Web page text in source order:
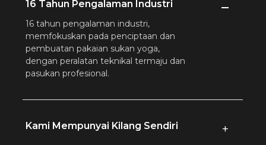
16 Tahun Pengalaman Industri
16 tahun pengalaman industri,
memfokuskan pada penciptaan dan
pembuatan pakaian sukan yoga,
dengan peralatan teknikal termaju dan
pasukan profesional.
Kami Mempunyai Kilang Sendiri +